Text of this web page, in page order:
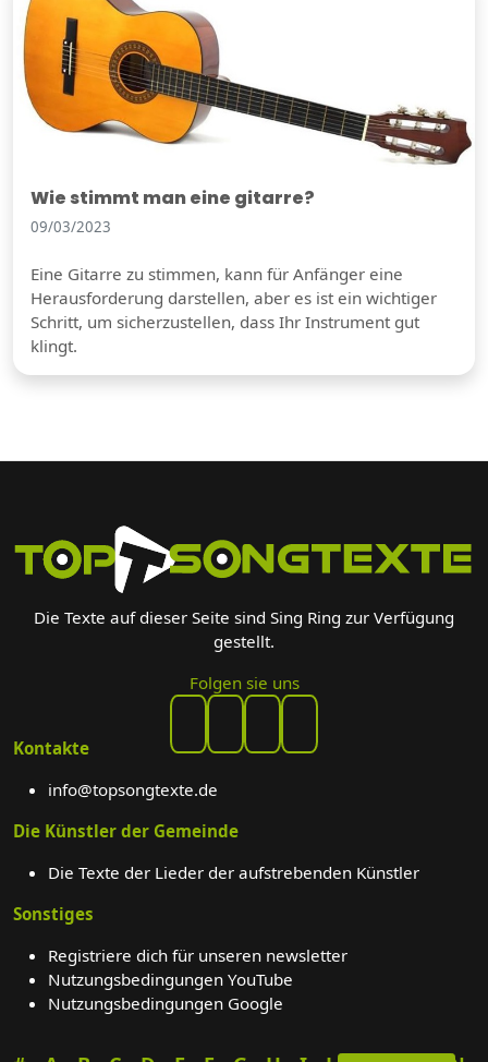
Wie stimmt man eine gitarre?
09/03/2023
Eine Gitarre zu stimmen, kann für Anfänger eine
Herausforderung darstellen, aber es ist ein wichtiger
Schritt, um sicherzustellen, dass Ihr Instrument gut
klingt.
Die Texte auf dieser Seite sind Sing Ring zur Verfügung
gestellt.
Folgen sie uns
Kontakte
info@topsongtexte.de
Die Künstler der Gemeinde
Die Texte der Lieder der aufstrebenden Künstler
Sonstiges
Registriere dich für unseren newsletter
Nutzungsbedingungen YouTube
Nutzungsbedingungen Google